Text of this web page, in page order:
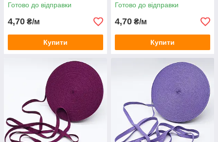
Готово до відправки
4,70 ₴/м
Купити
Готово до відправки
4,70 ₴/м
Купити